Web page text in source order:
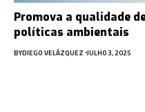
Promova a qualidade
políticas ambientais
BYDIEGO VELÁZQUEZ JULHO 3, 2025